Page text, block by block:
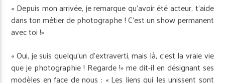
« Depuis mon arrivée, je remarque qu’avoir été acteur, t’aide
dans ton métier de photographe ! C’est un show permanent
avec toi !»
« Oui, je suis quelqu’un d’extraverti, mais là, c’est la vraie vie
que je photographie ! Regarde !» me dit-il en désignant ses
modèles en face de nous : « Les liens qui les unissent sont